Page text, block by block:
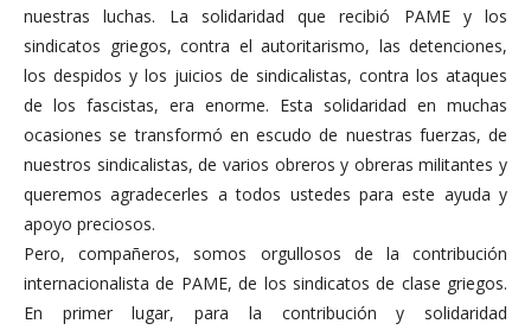
nuestras luchas. La solidaridad que recibió PAME y los
sindicatos griegos, contra el autoritarismo, las detenciones,
los despidos y los juicios de sindicalistas, contra los ataques
de los fascistas, era enorme. Esta solidaridad en muchas
ocasiones se transformó en escudo de nuestras fuerzas, de
nuestros sindicalistas, de varios obreros y obreras militantes y
queremos agradecerles a todos ustedes para este ayuda y
apoyo preciosos.
Pero, compañeros, somos orgullosos de la contribución
internacionalista de PAME, de los sindicatos de clase griegos.
En primer lugar, para la contribución y solidaridad